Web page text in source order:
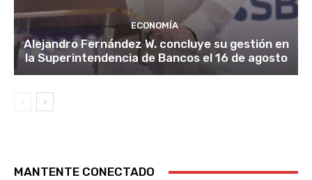
ECONOMÍA
Alejandro Fernández W. concluye su gestión en
la Superintendencia de Bancos el 16 de agosto
MANTENTE CONECTADO